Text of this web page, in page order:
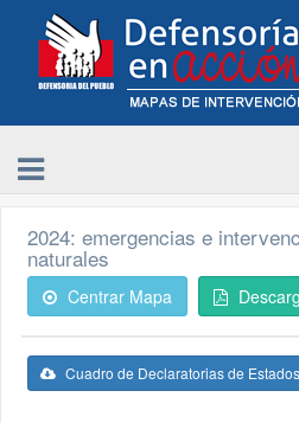
2024: emergencias e
naturales
Centrar Mapa
Cuadro de Declaratorias de